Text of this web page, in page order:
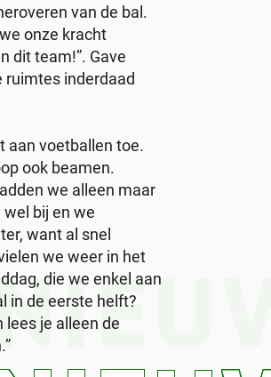
van de bal.
onze kracht
dit team!”. Gave
ruimtes inderdaad
aan voetballen toe.
ook beamen.
we alleen maar
bij en we
want al snel
we weer in het
die we enkel aan
in de eerste helft?
lees je alleen de